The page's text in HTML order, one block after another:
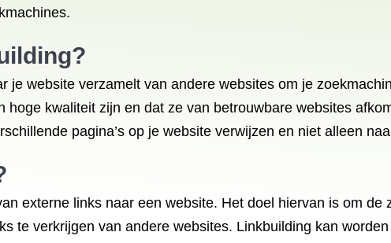
je website verzamelt van andere websites om je
hoge kwaliteit zijn en dat ze van betrouwbare websites
pagina’s op je website verwijzen en niet alleen
externe links naar een website. Het doel hiervan is om de
te verkrijgen van andere websites. Linkbuilding kan